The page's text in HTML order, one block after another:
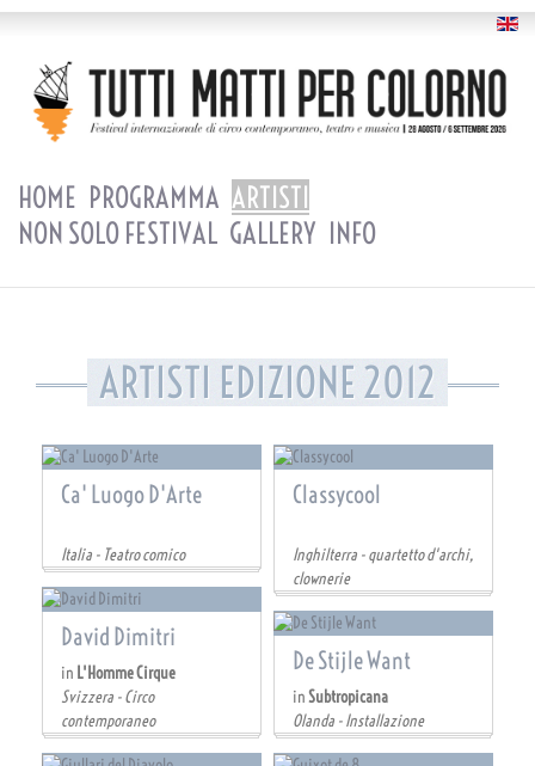
HOME PROGRAMMA ARTISTI
NON SOLO FESTIVAL GALLERY INFO
ARTISTI EDIZIONE 2012
Ca' Luogo D'Arte
Italia - Teatro comico
Classycool
Inghilterra - quartetto d'archi,
clownerie
David Dimitri
in L'Homme Cirque
Svizzera - Circo
contemporaneo
De Stijle Want
inSubtropicana
Olanda - Installazione